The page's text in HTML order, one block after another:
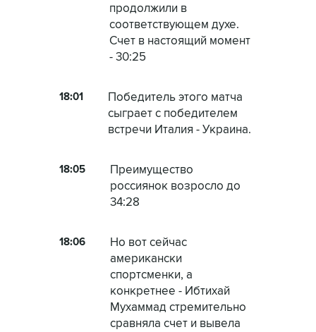
продолжили в
соответствующем духе.
Счет в настоящий момент
- 30:25
18:01
Победитель этого матча
сыграет с победителем
встречи Италия - Украина.
18:05
Преимущество
россиянок возросло до
34:28
18:06
Но вот сейчас
американски
спортсменки, а
конкретнее - Ибтихай
Мухаммад стремительно
сравняла счет и вывела